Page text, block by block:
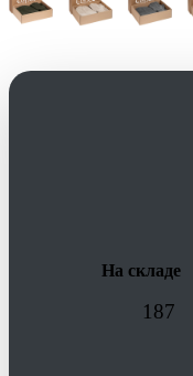
На складе
187